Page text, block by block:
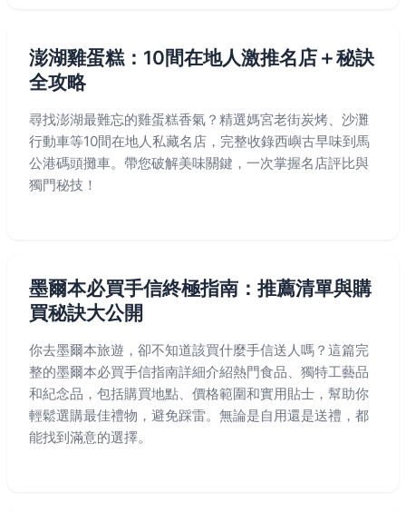
澎湖雞蛋糕：10間在地人激推名店＋秘訣
全攻略
尋找澎湖最難忘的雞蛋糕香氣？精選媽宮老街炭烤、沙灘
行動車等10間在地人私藏名店，完整收錄西嶼古早味到馬
公港碼頭攤車。帶您破解美味關鍵，一次掌握名店評比與
獨門秘技！
墨爾本必買手信終極指南：推薦清單與購
買秘訣大公開
你去墨爾本旅遊，卻不知道該買什麼手信送人嗎？這篇完
整的墨爾本必買手信指南詳細介紹熱門食品、獨特工藝品
和紀念品，包括購買地點、價格範圍和實用貼士，幫助你
輕鬆選購最佳禮物，避免踩雷。無論是自用還是送禮，都
能找到滿意的選擇。